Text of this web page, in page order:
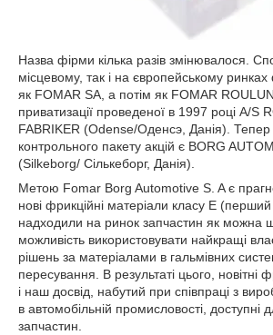
Назва фірми кілька разів змінювалося.
місцевому, так і на європейському
як FOMAR SA, а потім як FOMAR
приватизації проведеної в 1997 році A/S
FABRIKER (Odense/Оденсэ, Данія).
контрольного пакету акцій є BORG
(Silkeborg/ Сількеборг, Данія).
Метою Fomar Borg Automotive S. A є
нові фрикційні матеріали класу Е
надходили на ринок запчастин як можна
можливість використовувати найкращі
рішень за матеріалами в гальмівних
пересування. В результаті цього, новітні
і наш досвід, набутий при співпраці з
в автомобільній промисловості, доступні
запчастин.